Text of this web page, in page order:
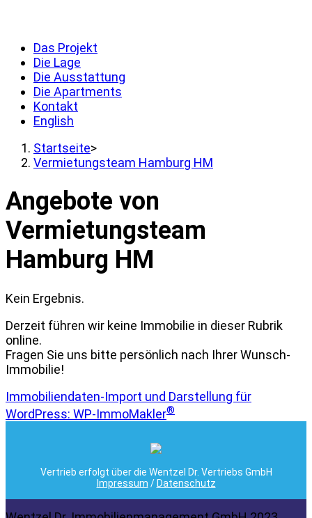
Das Projekt
Die Lage
Die Ausstattung
Die Apartments
Kontakt
English
Startseite>
Vermietungsteam Hamburg HM
Angebote von
Vermietungsteam
Hamburg HM
Kein Ergebnis.
Derzeit führen wir keine Immobilie in dieser Rubrik
online.
Fragen Sie uns bitte persönlich nach Ihrer Wunsch-
Immobilie!
Immobiliendaten-Import und Darstellung für
WordPress: WP-ImmoMakler®
Vertrieb erfolgt über die Wentzel Dr. Vertriebs GmbH
Impressum / Datenschutz